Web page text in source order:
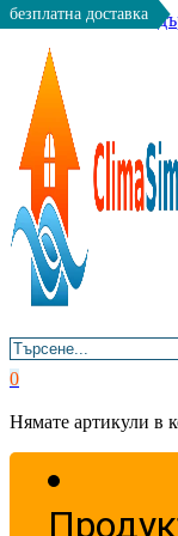
Към основното
Търсене
0
Нямате артикули в
безплатна доставка